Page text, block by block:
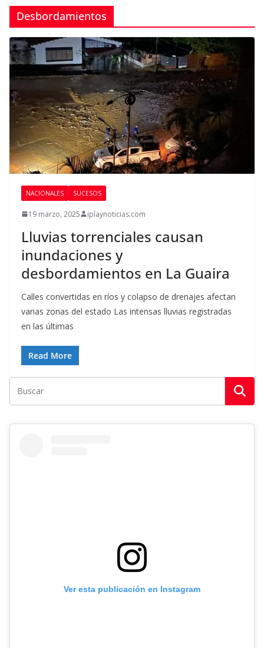
Desbordamientos
NACIONALES SUCESOS
19 marzo, 2025 iplaynoticias.com
Lluvias torrenciales causan
inundaciones y
desbordamientos en La Guaira
Calles convertidas en ríos y colapso de drenajes afectan
varias zonas del estado Las intensas lluvias registradas
en las últimas
Read More
Ver esta publicación en Instagram